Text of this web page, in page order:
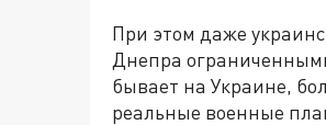
При этом даже
Днепра
бывает на Украине,
реальные военные